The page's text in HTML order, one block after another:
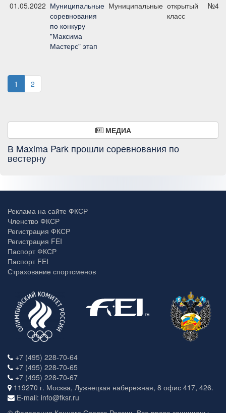
01.05.2022 Муниципальные
соревнования
по конкуру
"Максима
Мастерс" этап
Муниципальные открытый
класс
№4,
1 2
МЕДИА
В Maxima Park прошли соревнования по
вестерну
Реклама на сайте ФКСР
Членство ФКСР
Регистрация ФКСР
Регистрация FEI
Паспорт ФКСР
Паспорт FEI
Страхование спортсменов
+7 (495) 228-70-64
+7 (495) 228-70-65
+7 (495) 228-70-67
119270 г. Москва, Лужнецкая набережная, 8 офис 417, 426.
E-mail: info@fksr.ru